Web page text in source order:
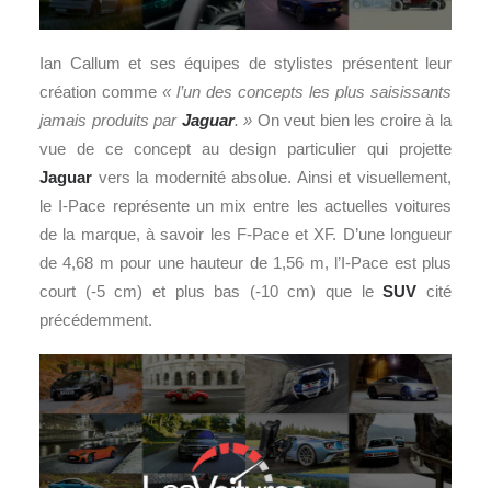
Ian Callum et ses équipes de stylistes présentent leur
création comme « l’un des concepts les plus saisissants
jamais produits par Jaguar. » On veut bien les croire à la
vue de ce concept au design particulier qui projette
Jaguar vers la modernité absolue. Ainsi et visuellement,
le I-Pace représente un mix entre les actuelles voitures
de la marque, à savoir les F-Pace et XF. D’une longueur
de 4,68 m pour une hauteur de 1,56 m, l’I-Pace est plus
court (-5 cm) et plus bas (-10 cm) que leSUV cité
précédemment.